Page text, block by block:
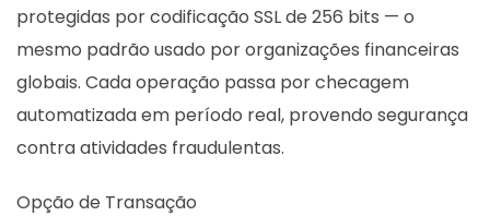
protegidas por codificação SSL de 256 bits — o
mesmo padrão usado por organizações financeiras
globais. Cada operação passa por checagem
automatizada em período real, provendo segurança
contra atividades fraudulentas.
Opção de Transação